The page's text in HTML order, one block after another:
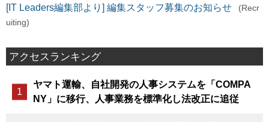
[IT Leaders編集部より] 編集スタッフ募集のお知らせ
(Recr
uiting)
アクセスランキング
ヤマト運輸、自社開発の人事システムを「COMPA
NY」に移行、人事業務を標準化し法改正に追従